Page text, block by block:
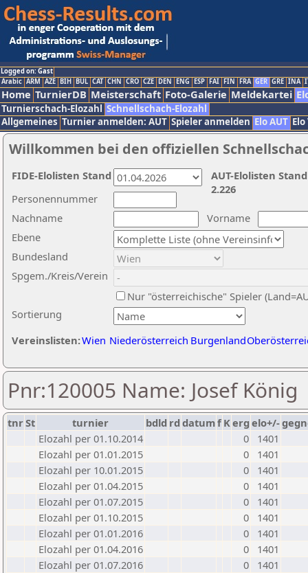
Logged on: Gast
Arabic ARM AZE BIH BUL CAT CHN CRO CZE DEN ENG ESP FAI FIN FRA GER GRE INA
Home TurnierDB Meisterschaft Foto-Galerie Meldekartei
Turnierschach-Elozahl Schnellschach-Elozahl
Allgemeines Turnier anmelden: AUT Spieler anmelden Elo AUT
Willkommen bei den offiziellen
Nachname
Vorname
Ebene
Sortierung
Personennummer
Bundesland
Spgem./Kreis/Verein
Nur "österreichische" Spieler
Vereinslisten:Wien Niederösterreich Burgenland
AUT-Elolisten
2.226
FIDE-Elolisten Stand
Pnr:120005 Name: Josef König
tnrSt turnier bdld rd datumf Kerg elo+/-
Elozahl per 01.10.2014
0
1401
Elozahl per 01.01.2015
0
1401
Elozahl per 10.01.2015
0
1401
Elozahl per 01.04.2015
0
1401
Elozahl per 01.07.2015
0
1401
Elozahl per 01.10.2015
0
1401
Elozahl per 01.01.2016
0
1401
Elozahl per 01.04.2016
0
1401
Elozahl per 01.07.2016
0
1401